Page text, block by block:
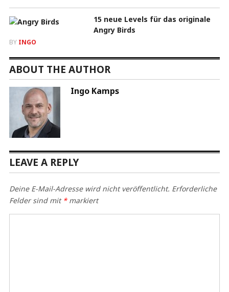
15 neue Levels für das originale
Angry Birds
BY INGO
ABOUT THE AUTHOR
Ingo Kamps
LEAVE A REPLY
Deine E-Mail-Adresse wird nicht veröffentlicht. Erforderliche
Felder sind mit *markiert